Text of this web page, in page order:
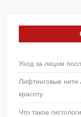
Уход за лицом
Лифтинговые нити
красоту
Что такое